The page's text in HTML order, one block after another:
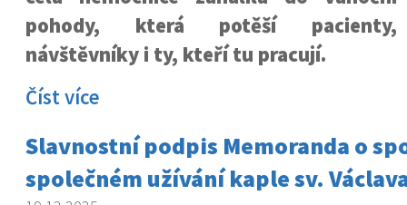
pohody, která potěší pacienty,
návštěvníky i ty, kteří tu pracují.
Číst více
Slavnostní podpis Memoranda o
společném užívání kaple sv.